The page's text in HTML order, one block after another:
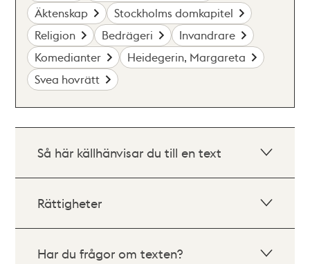
Äktenskap
Stockholms domkapitel
Religion
Bedrägeri
Invandrare
Komedianter
Heidegerin, Margareta
Svea hovrätt
Så här källhänvisar du till en text
Rättigheter
Har du frågor om texten?